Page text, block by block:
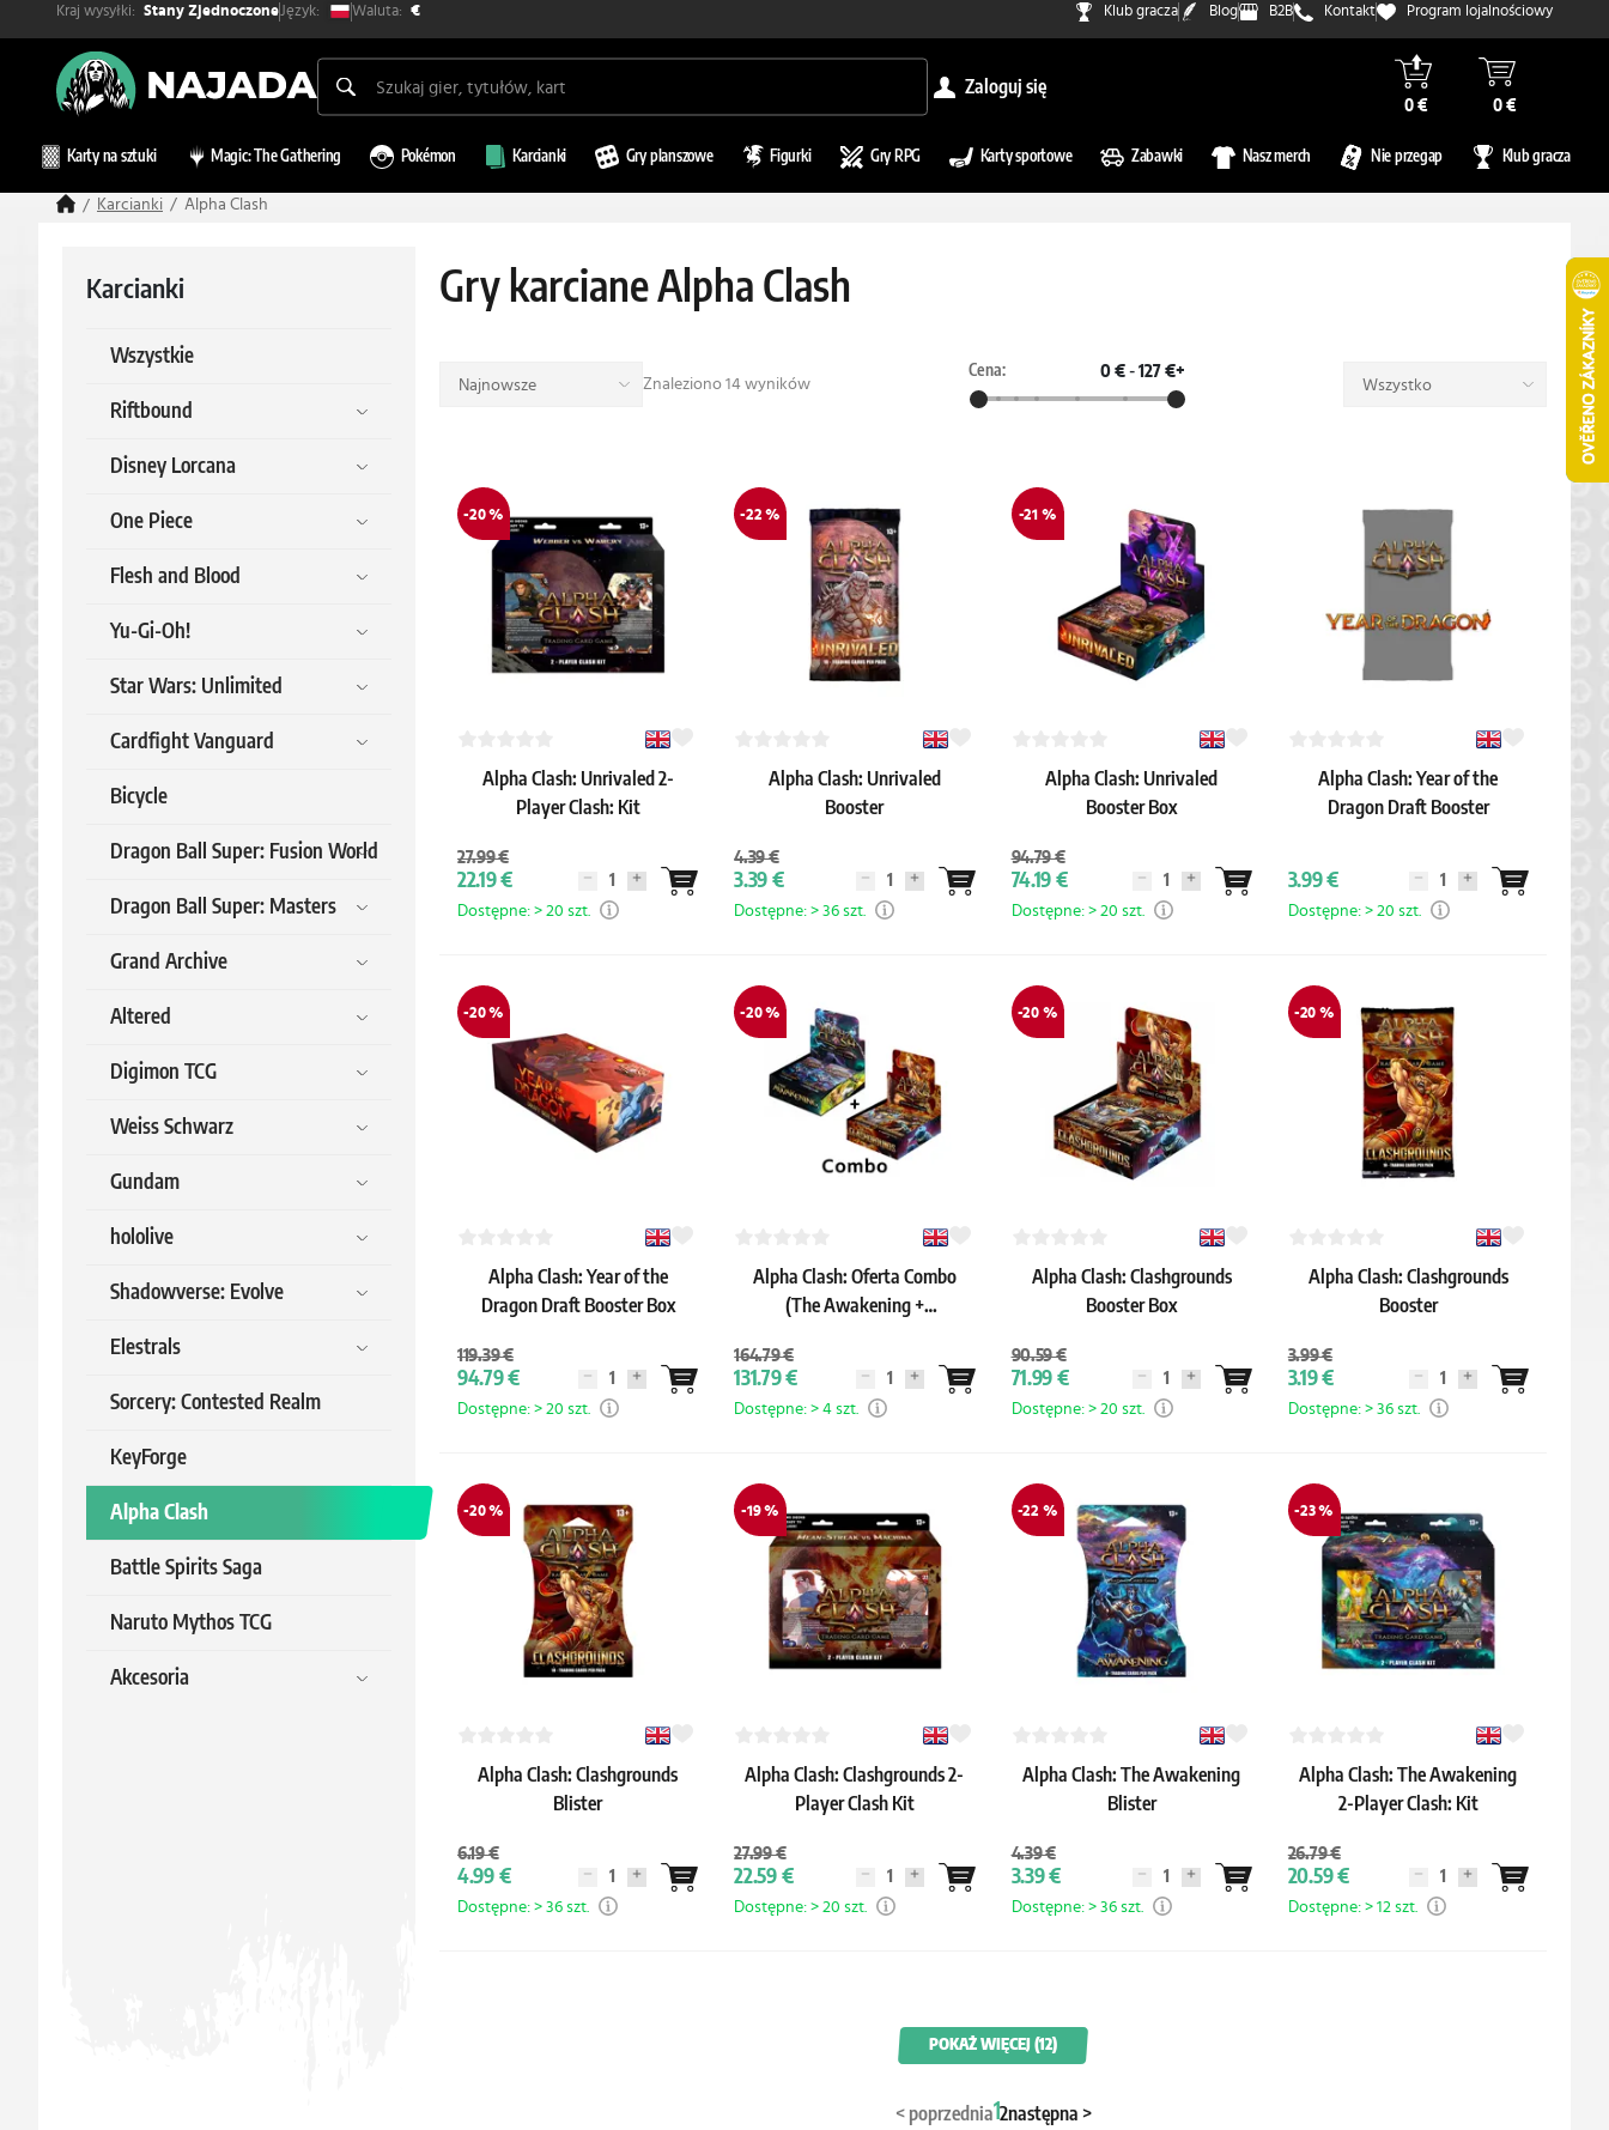
Kraj wysyłki: Stany ZjednoczoneJęzyk: Waluta: € Klub gracza Blog B2B Kontakt Program lojalnościowy
zaloguj się
0 € 0 €
Karty na sztuki Magic: The Gathering Pokémon Karcianki Gry planszowe Figurki Gry RPG Karty sportowe Zabawki Nasz merch Nie przegap Klub gracza
Karcianki Alpha Clash
Karcianki
Wszystkie
Riftbound
Disney Lorcana
One Piece
Flesh and Blood
Yu-Gi-Oh!
Star Wars: Unlimited
Cardfight Vanguard
Bicycle
Dragon Ball Super: Fusion World
Dragon Ball Super: Masters
Grand Archive
Altered
Digimon TCG
Weiss Schwarz
Gundam
hololive
Shadowverse: Evolve
Elestrals
Sorcery: Contested Realm
KeyForge
Alpha Clash
Battle Spirits Saga
Naruto Mythos TCG
Akcesoria
Gry karciane Alpha Clash
Najnowsze Znaleziono 14 wyników
Cena: 0 € - 127 €+
Wszystko
-20 %
Alpha Clash: Unrivaled 2-
Player Clash: Kit
27.99 €
22.19 €
Dostępne: > 20 szt.
-22 %
Alpha Clash: Unrivaled
Booster
4.39 €
3.39 €
Dostępne: > 36 szt.
-21 %
Alpha Clash: Unrivaled
Booster Box
94.79 €
74.19 €
Dostępne: > 20 szt.
Alpha Clash: Year of the
Dragon Draft Booster
3.99 €
Dostępne: > 20 szt.
-20 %
Alpha Clash: Year of the
Dragon Draft Booster Box
119.39 €
94.79 €
Dostępne: > 20 szt.
-20 %
Alpha Clash: Oferta Combo
(The Awakening +
164.79 €
131.79 €
Dostępne: > 4 szt.
-20 %
Alpha Clash: Clashgrounds
Booster Box
90.59 €
71.99 €
Dostępne: > 20 szt.
-20 %
Alpha Clash: Clashgrounds
Booster
3.99 €
3.19 €
Dostępne: > 36 szt.
-20 %
Alpha Clash: Clashgrounds
Blister
6.19 €
4.99 €
Dostępne: > 36 szt.
-19 %
Alpha Clash: Clashgrounds 2-
Player Clash Kit
27.99 €
22.59 €
Dostępne: > 20 szt.
-22 %
Alpha Clash: The Awakening
Blister
4.39 €
3.39 €
Dostępne: > 36 szt.
-23 %
Alpha Clash: The Awakening
2-Player Clash: Kit
26.79 €
20.59 €
Dostępne: > 12 szt.
POKAŻ WIĘCEJ (12)
<poprzednia12następna >